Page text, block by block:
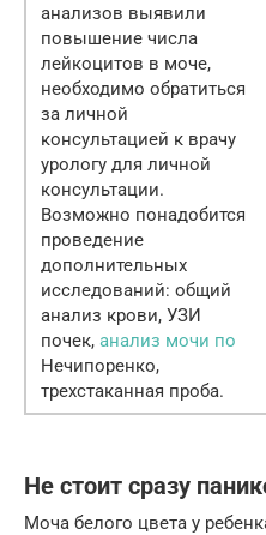
анализов выявили
повышение числа
лейкоцитов в моче,
необходимо обратиться
за личной
консультацией к врачу
урологу для личной
консультации.
Возможно понадобится
проведение
дополнительных
исследований: общий
анализ крови, УЗИ
почек, анализ мочи по
Нечипоренко,
трехстаканная проба.
Не стоит сразу
Моча белого цвета у